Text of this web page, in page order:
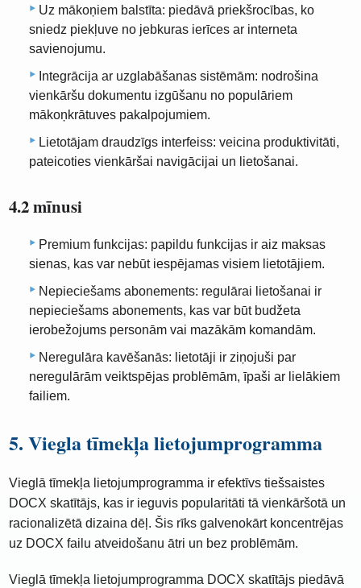
Uz mākoņiem balstīta: piedāvā priekšrocības, ko
sniedz piekļuve no jebkuras ierīces ar interneta
savienojumu.
Integrācija ar uzglabāšanas sistēmām: nodrošina
vienkāršu dokumentu izgūšanu no populāriem
mākoņkrātuves pakalpojumiem.
Lietotājam draudzīgs interfeiss: veicina produktivitāti,
pateicoties vienkāršai navigācijai un lietošanai.
4.2 mīnusi
Premium funkcijas: papildu funkcijas ir aiz maksas
sienas, kas var nebūt iespējamas visiem lietotājiem.
Nepieciešams abonements: regulārai lietošanai ir
nepieciešams abonements, kas var būt budžeta
ierobežojums personām vai mazākām komandām.
Neregulāra kavēšanās: lietotāji ir ziņojuši par
neregulārām veiktspējas problēmām, īpaši ar lielākiem
failiem.
5. Viegla tīmekļa lietojumprogramma
Vieglā tīmekļa lietojumprogramma ir efektīvs tiešsaistes
DOCX skatītājs, kas ir ieguvis popularitāti tā vienkāršotā un
racionalizētā dizaina dēļ. Šis rīks galvenokārt koncentrējas
uz DOCX failu atveidošanu ātri un bez problēmām.
Vieglā tīmekļa lietojumprogramma DOCX skatītājs piedāvā